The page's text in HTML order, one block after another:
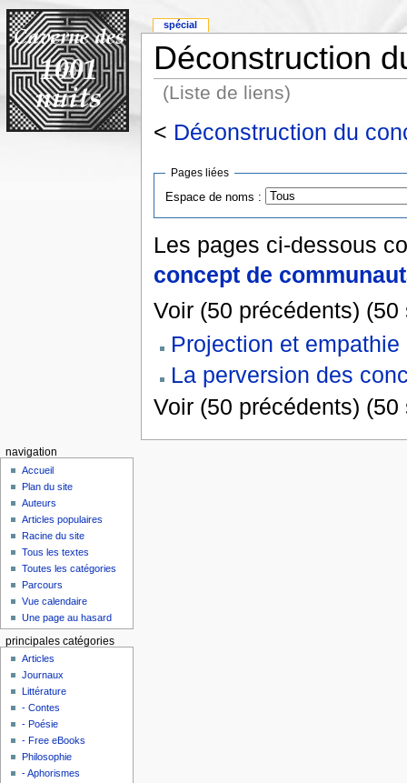
Déconstruction
(Liste de liens)
< Déconstruction du
Pages liées
Espace de noms :
Les pages ci-dessous
concept de
Voir (50 précédents) (50
Projection et empathie
La perversion des
Voir (50 précédents) (50
spécial
navigation
Accueil
Plan du site
Auteurs
Articles populaires
Racine du site
Tous les textes
Toutes les catégories
Parcours
Vue calendaire
Une page au hasard
principales catégories
Articles
Journaux
Littérature
- Contes
- Poésie
- Free eBooks
Philosophie
- Aphorismes